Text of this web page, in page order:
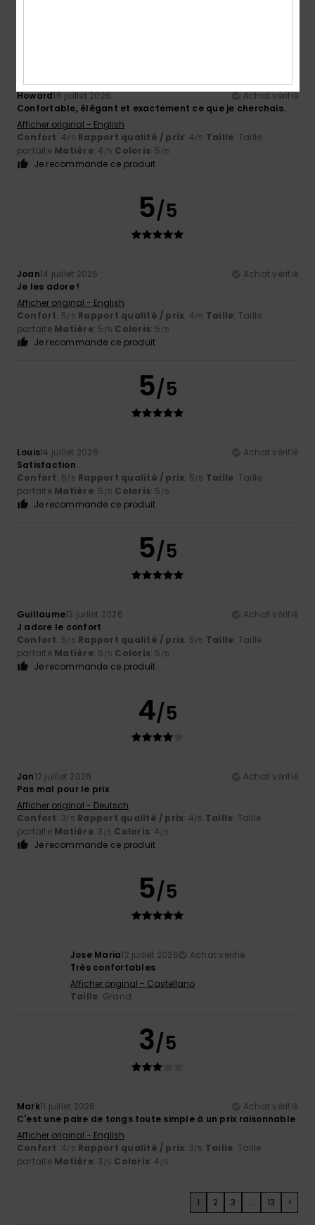
Howard16 juillet 2026
Achat vérifié
Confortable, élégant et exactement ce que je cherchais.
Afficher original - English
Confort: 4/5 Rapport qualité / prix: 4/5 Taille: Taille
parfaite Matière: 4 /5 Coloris: 5 /5
Je recommande ce produit
5/5
Joan14 juillet 2026
Achat vérifié
Je les adore !
Afficher original - English
Confort: 5/5 Rapport qualité / prix: 4/5 Taille: Taille
parfaite Matière: 5 /5 Coloris: 5 /5
Je recommande ce produit
5/5
Louis14 juillet 2026
Achat vérifié
Satisfaction
Confort: 5/5 Rapport qualité / prix: 5/5 Taille: Taille
parfaite Matière: 5 /5 Coloris: 5 /5
Je recommande ce produit
5/5
Guillaume13 juillet 2026
Achat vérifié
J adore le confort
Confort: 5/5 Rapport qualité / prix: 5/5 Taille: Taille
parfaite Matière: 5 /5 Coloris: 5 /5
Je recommande ce produit
4/5
Jan12 juillet 2026
Achat vérifié
Pas mal pour le prix
Afficher original - Deutsch
Confort: 3/5 Rapport qualité / prix: 4/5 Taille: Taille
parfaite Matière: 3 /5 Coloris: 4 /5
Je recommande ce produit
5/5
Jose Maria12 juillet 2026
Achat vérifié
Très confortables
Afficher original - Castellano
Taille: Grand
3/5
Mark11 juillet 2026
Achat vérifié
C'est une paire de tongs toute simple à un prix raisonnable
Afficher original - English
Confort: 4/5 Rapport qualité / prix: 3/5 Taille: Taille
parfaite Matière: 3 /5 Coloris: 4 /5
1 2 3 ... 13 >